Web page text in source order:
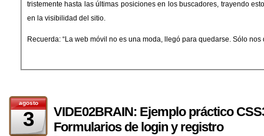
tristemente hasta las últimas posiciones en los buscadores, trayendo
en la visibilidad del sitio.
Recuerda: “La web móvil no es una moda, llegó para quedarse. Sólo nos
agosto
3
VIDE02BRAIN: Ejemplo práctico
Formularios de login y registro